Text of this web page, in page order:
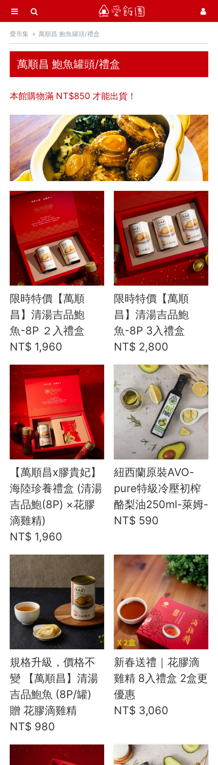
選單
首頁
愛市集商品館
中秋烤肉 / 生鮮
季節推薦 / 新品登場
活力早餐
營養補給站
吃零食
愛甜點
火腿．起司．歐陸食材
料理盛宴
水餃 / 麵食 / 湯圓 / 包子
滷味 / 香腸 / 下酒菜
Green&Safe 安心滷味/小吃
鬆軟香Q~冰烤地瓜
陳記好味 煙燻滷味
萬順昌 鮑魚罐頭/禮盒
食亨 歐式風乾火腿/香腸
熟食 / 小吃 / 鮑魚罐
喝湯吃火鍋
礦泉水 / 氣泡水
喫茶喝咖啡 / 飲料
農產 / 乾貨
油鹽醬醋
頂級美食
生活美學
🇯🇵 日本專區
最新飯團 13
Blog
會員服務
社群
愛飯團FB粉絲團
YouTube
Instagram
聯絡我們
客服專線
服務信箱
關於
愛市集 萬順昌 鮑魚罐頭/禮盒
萬順昌 鮑魚罐頭/禮盒
本館購物滿 NT$850 才能出貨！
限時特價【萬順
昌】清湯吉品鮑
魚-8P ２入禮盒
NT$ 1,960
限時特價【萬順
昌】清湯吉品鮑
魚-8P 3入禮盒
NT$ 2,800
【萬順昌x膠貴妃】
海陸珍養禮盒 (清湯
吉品鮑(8P) ×花膠
滴雞精)
NT$ 1,960
紐西蘭原裝AVO-
pure特級冷壓初榨
酪梨油250ml-萊姆-
NT$ 590
規格升級，價格不
變 【萬順昌】清湯
吉品鮑魚 (8P/罐)
贈 花膠滴雞精
NT$ 980
新春送禮｜花膠滴
雞精 8入禮盒 2盒更
優惠
NT$ 3,060